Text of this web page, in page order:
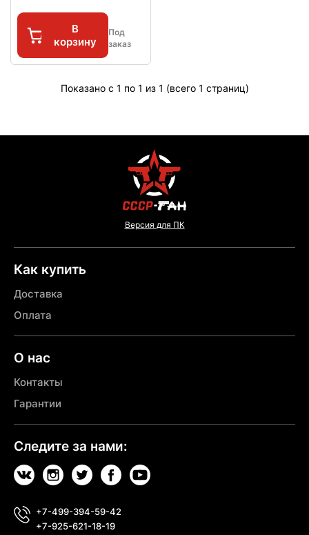
В
корзину
Под
заказ
Показано с 1 по 1 из 1 (всего 1 страниц)
Версия для ПК
Как купить
Доставка
Оплата
О нас
Контакты
Гарантии
Следите за нами:
+7-499-394-59-42
+7-925-621-18-19